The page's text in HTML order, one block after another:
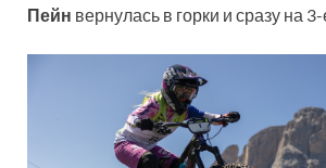
Пейн вернулась в горки и сразу на 3-